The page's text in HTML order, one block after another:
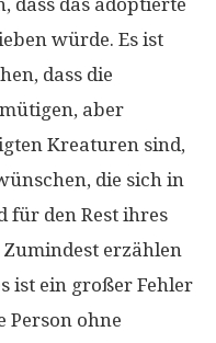
dass das adoptierte
würde. Es ist
dass die
aber
Kreaturen sind,
die sich in
für den Rest ihres
erzählen
ist ein großer Fehler
Person ohne